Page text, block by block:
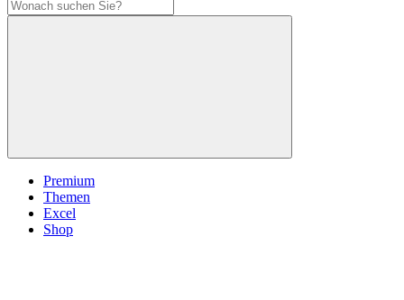
Premium
Themen
Excel
Shop